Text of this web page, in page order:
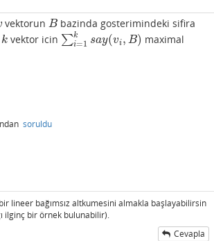
vektorunB
B bazinda gosterimindeki sifira
k
kvektor icin ∑k
i=1 say(vi, B)
∑i =1ks ay(vi,B)
maximal
soruldu
lineer bağımsız altkumesini almakla başlayabilirsin
ilginç bir örnek bulunabilir).
Cevapla